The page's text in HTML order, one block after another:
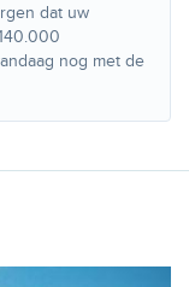
dat uw
nog met de